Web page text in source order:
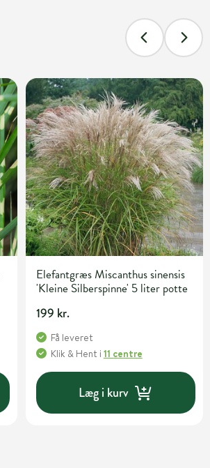
Elefantgræs Miscanthus sinensis
'Kleine Silberspinne' 5 liter potte
199 kr.
Få leveret
Klik & Hent i 11 centre
Læg i kurv